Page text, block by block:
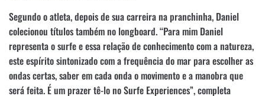
Segundo o atleta, depois de sua carreira na pranchinha, Daniel
colecionou títulos também no longboard. “Para mim Daniel
representa o surfe e essa relação de conhecimento com a natureza,
este espírito sintonizado com a frequência do mar para escolher as
ondas certas, saber em cada onda o movimento e a manobra que
será feita. É um prazer tê-lo no Surfe Experiences”, completa